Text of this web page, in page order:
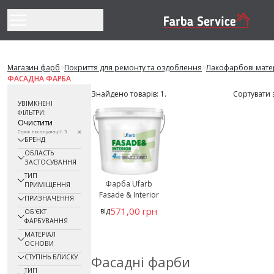
Магазин фарб>Покриття для ремонту та оздоблення>Лакофарбові
ФАСАДНА ФАРБА
УВІМКНЕНІ
ФІЛЬТРИ:
Очистити
Строк експлуатації: 3
БРЕНД
ОБЛАСТЬ
ЗАСТОСУВАННЯ
ТИП
ПРИМІЩЕННЯ
ПРИЗНАЧЕННЯ
ОБ'ЄКТ
ФАРБУВАННЯ
МАТЕРІАЛ
ОСНОВИ
СТУПІНЬ БЛИСКУ
ТИП
Знайдено товарів: 1. Сортувати
Фарба Ufarb
Fasade & Interior
від571,00 грн
Фасадні фарби